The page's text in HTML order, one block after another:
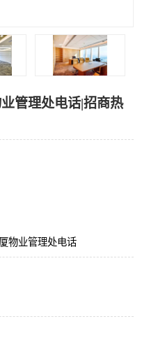
管理处电话|招商热
物业管理处电话
石岩
高新园